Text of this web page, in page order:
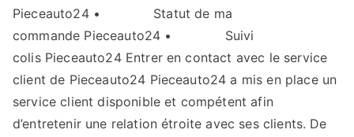
Pieceauto24 • Statut de ma
commande Pieceauto24 • Suivi
colis Pieceauto24 Entrer en contact avec le service
client de Pieceauto24 Pieceauto24 a mis en place un
service client disponible et compétent afin
d’entretenir une relation étroite avec ses clients. De